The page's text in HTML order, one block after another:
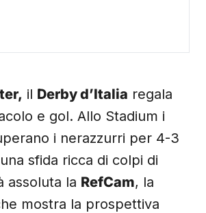
il Derby d’Italia regala
e gol. Allo Stadium i
i nerazzurri per 4-3
sfida ricca di colpi di
assoluta la RefCam, la
mostra la prospettiva